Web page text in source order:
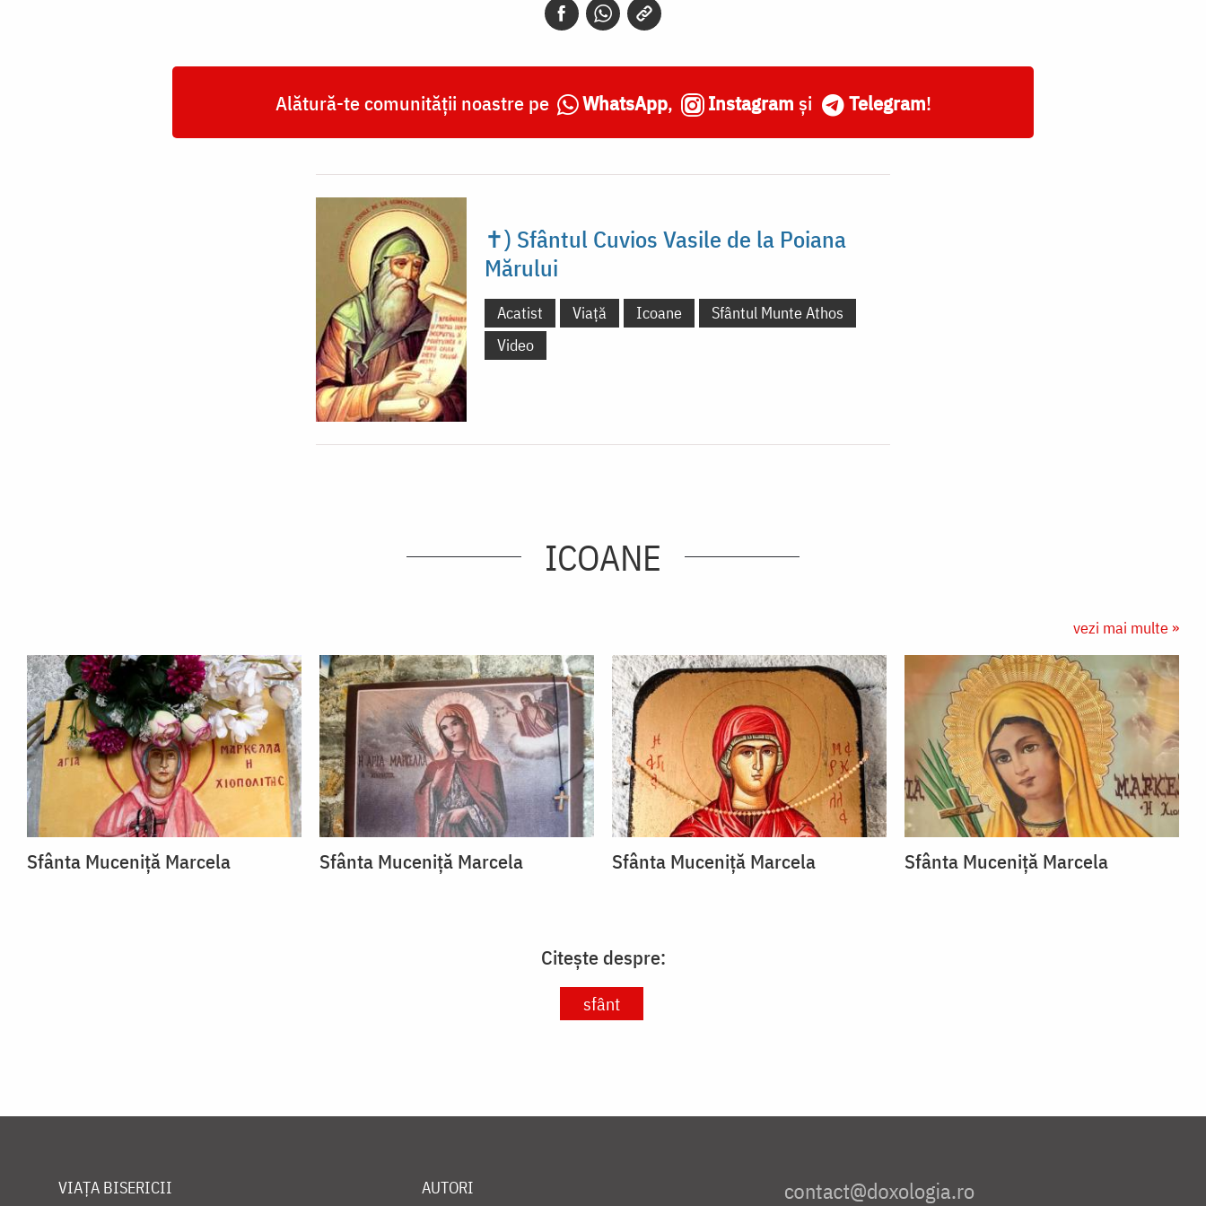
Alătură-te comunității noastre pe WhatsApp, Instagram și Telegram!
✝) Sfântul Cuvios Vasile de la Poiana
Mărului
Acatist Viață Icoane
Sfântul Munte Athos
Video
ICOANE
vezi mai multe »
Sfânta Muceniță Marcela Sfânta Muceniță Marcela Sfânta Muceniță Marcela Sfânta Muceniță Marcela
Citește despre:
sfânt
VIAȚA BISERICII AUTORI